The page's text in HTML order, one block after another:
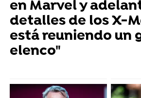
en Marvel y
detalles de los X-
está reuniendo un
elenco"